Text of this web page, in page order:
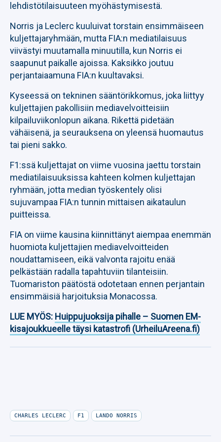
lehdistötilaisuuteen myöhästymisestä.
Norris ja Leclerc kuuluivat torstain ensimmäiseen
kuljettajaryhmään, mutta FIA:n mediatilaisuus
viivästyi muutamalla minuutilla, kun Norris ei
saapunut paikalle ajoissa. Kaksikko joutuu
perjantaiaamuna FIA:n kuultavaksi.
Kyseessä on tekninen sääntörikkomus, joka liittyy
kuljettajien pakollisiin mediavelvoitteisiin
kilpailuviikonlopun aikana. Rikettä pidetään
vähäisenä, ja seurauksena on yleensä huomautus
tai pieni sakko.
F1:ssä kuljettajat on viime vuosina jaettu torstain
mediatilaisuuksissa kahteen kolmen kuljettajan
ryhmään, jotta median työskentely olisi
sujuvampaa FIA:n tunnin mittaisen aikataulun
puitteissa.
FIA on viime kausina kiinnittänyt aiempaa enemmän
huomiota kuljettajien mediavelvoitteiden
noudattamiseen, eikä valvonta rajoitu enää
pelkästään radalla tapahtuviin tilanteisiin.
Tuomariston päätöstä odotetaan ennen perjantain
ensimmäisiä harjoituksia Monacossa.
LUE MYÖS: Huippujuoksija pihalle – Suomen EM-
kisajoukkueelle täysi katastrofi (UrheiluAreena.fi)
CHARLES LECLERC F1 LANDO NORRIS